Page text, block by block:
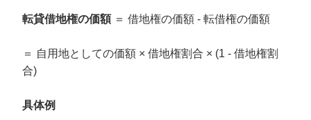
転貸借地権の価額＝ 借地権の価額 - 転借権の価額
＝ 自用地としての価額 × 借地権割合 × (1 - 借地権割
合)
具体例